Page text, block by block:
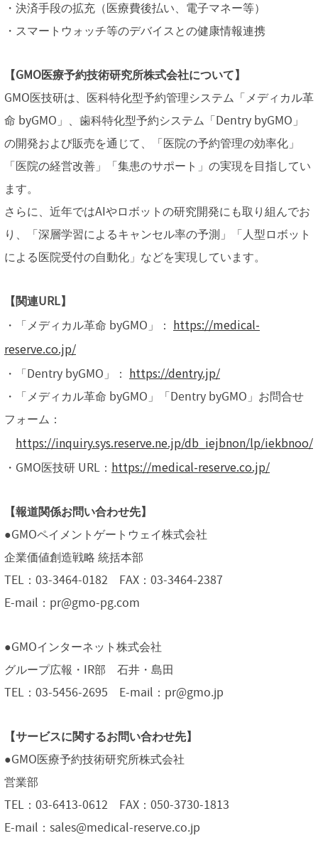
・決済手段の拡充（医療費後払い、電子マネー等）
・スマートウォッチ等のデバイスとの健康情報連携
【GMO医療予約技術研究所株式会社について】
GMO医技研は、医科特化型予約管理システム「メディカル革
命 byGMO」、歯科特化型予約システム「Dentry byGMO」
の開発および販売を通じて、「医院の予約管理の効率化」
「医院の経営改善」「集患のサポート」の実現を目指してい
ます。
さらに、近年ではAIやロボットの研究開発にも取り組んでお
り、「深層学習によるキャンセル率の予測」「人型ロボット
による医院受付の自動化」などを実現しています。
【関連URL】
・「メディカル革命 byGMO」： https://medical-
reserve.co.jp/
・「Dentry byGMO」： https://dentry.jp/
・「メディカル革命 byGMO」「Dentry byGMO」お問合せ
フォーム：
https://inquiry.sys.reserve.ne.jp/db_iejbnon/lp/iekbnoo/
・GMO医技研 URL： https://medical-reserve.co.jp/
【報道関係お問い合わせ先】
●GMOペイメントゲートウェイ株式会社
企業価値創造戦略 統括本部
TEL：03-3464-0182 FAX：03-3464-2387
E-mail：pr@gmo-pg.com
●GMOインターネット株式会社
グループ広報・IR部 石井・島田
TEL：03-5456-2695 E-mail：pr@gmo.jp
【サービスに関するお問い合わせ先】
●GMO医療予約技術研究所株式会社
営業部
TEL：03-6413-0612 FAX：050-3730-1813
E-mail：sales@medical-reserve.co.jp